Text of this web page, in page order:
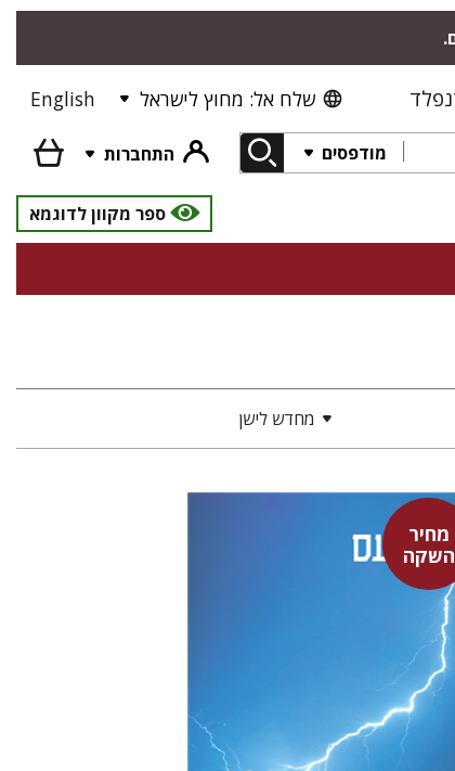
שלח אל: מחוץ לישראל English
מודפסים
התחברות
ספר מקוון לדוגמא
מחדש לישן
מחיר
השקה
סנקה
דבורה גילולה
דבורה גילולה